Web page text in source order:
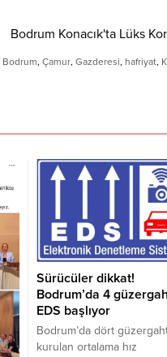
Bodrum, Çamur, Gazderesi, hafriyat,
Sürücüler dikkat!
Bodrum’da 4
EDS başlıyor
Bodrum’da dört
kurulan ortalama hız